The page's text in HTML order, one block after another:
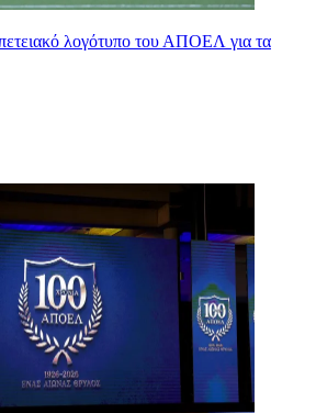
λογότυπο του ΑΠΟΕΛ για τα